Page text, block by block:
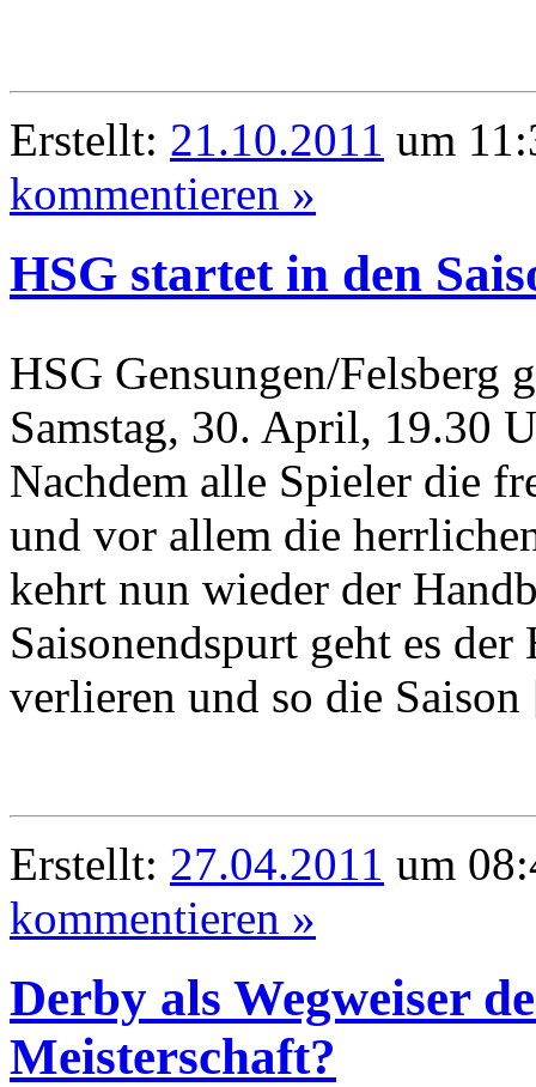
Erstellt: 21.10.2011 um
kommentieren »
HSG startet in den
HSG Gensungen/Felsberg
Samstag, 30. April, 19.30
Nachdem alle Spieler die
und vor allem die
kehrt nun wieder der
Saisonendspurt geht es
verlieren und so die
Erstellt: 27.04.2011 um
kommentieren »
Derby als Wegweiser
Meisterschaft?